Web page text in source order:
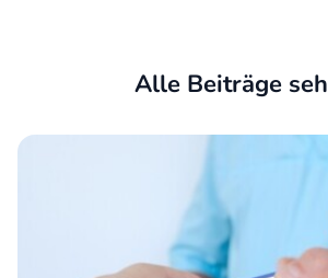
Alle Beiträge